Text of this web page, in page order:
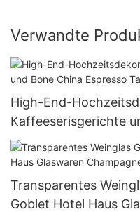
Verwandte
High-End-
Kaffeeserisgerichte
Tassen
Transparentes
Goblet Hotel Haus